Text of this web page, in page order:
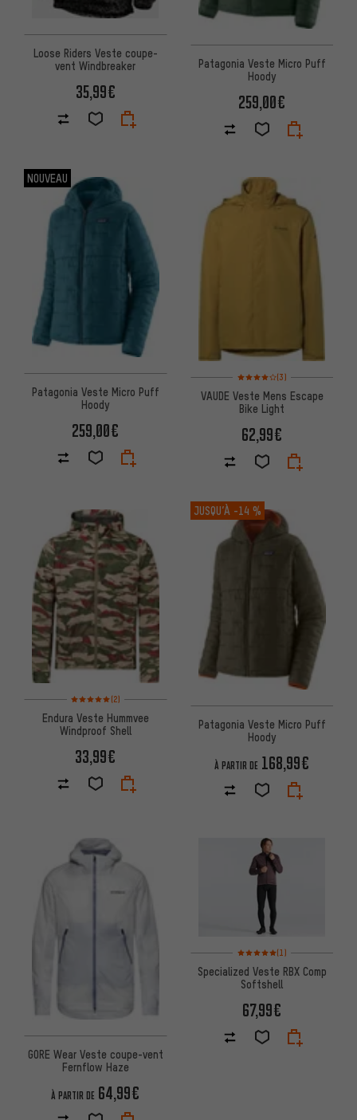
Loose Riders Veste coupe-
vent Windbreaker
35,99€
Patagonia Veste Micro Puff
Hoody
259,00€
NOUVEAU
Patagonia Veste Micro Puff
Hoody
259,00€
Note moyenne : 4 sur 5
(3)
VAUDE Veste Mens Escape
Bike Light
62,99€
Note moyenne : 5 sur 5 d'après 2 avis
(2)
Endura Veste Hummvee
Windproof Shell
33,99€
JUSQU’À -14 %
Patagonia Veste Micro Puff
Hoody
À PARTIR DE 168,99€
GORE Wear Veste coupe-vent
Fernflow Haze
À PARTIR DE 64,99€
Note moyenne : 5 sur 5
(1)
Specialized Veste RBX Comp
Softshell
67,99€